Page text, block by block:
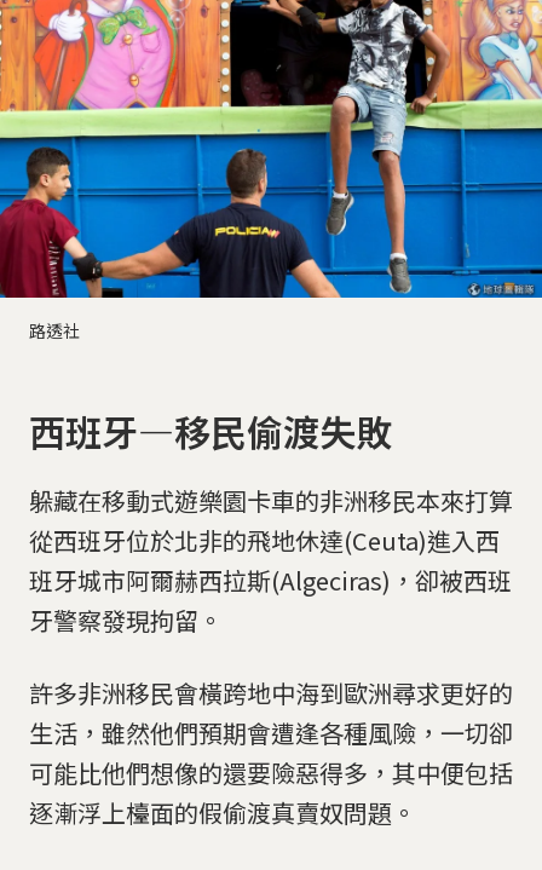
路透社
西班牙—移民偷渡失敗
躲藏在移動式遊樂園卡車的非洲移民本來打算
從西班牙位於北非的飛地休達(Ceuta)進入西
班牙城市阿爾赫西拉斯(Algeciras)，卻被西班
牙警察發現拘留。
許多非洲移民會橫跨地中海到歐洲尋求更好的
生活，雖然他們預期會遭逢各種風險，一切卻
可能比他們想像的還要險惡得多，其中便包括
逐漸浮上檯面的假偷渡真賣奴問題。